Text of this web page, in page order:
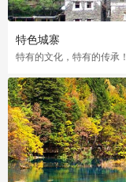
特色城寨
特有的文化，特有的传承！